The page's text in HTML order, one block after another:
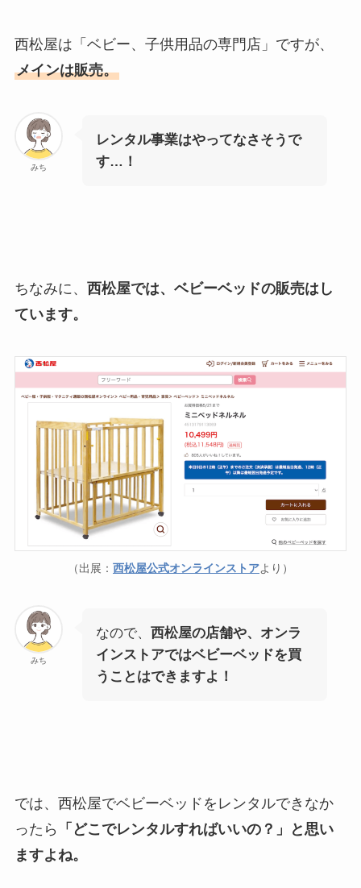
西松屋は「ベビー、子供用品の専門店」ですが、
メインは販売。
みち
レンタル事業はやってなさそうで
す…！
ちなみに、 西松屋では、ベビーベッドの販売はし
ています。
（出展： 西松屋公式オンラインストアより）
みち
なので、 西松屋の店舗や、オンラ
インストアではベビーベッドを買
うことはできますよ！
では、西松屋でベビーベッドをレンタルできなか
ったら
「どこでレンタルすればいいの？」と思い
ますよね。